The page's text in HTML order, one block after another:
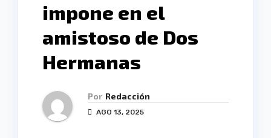
impone en el
amistoso de Dos
Hermanas
Por Redacción
AGO 13, 2025